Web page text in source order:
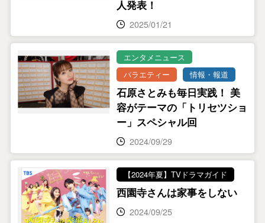
人発表！
2025/01/21
エンタメニュース
バラエティー
情報・報道
石原さとみも毎日実践！ 美
容がテーマの「トリセツショ
ー」スペシャル回
2024/09/29
【2024年夏】TVドラマガイド
西園寺さんは家事をしない
2024/09/25